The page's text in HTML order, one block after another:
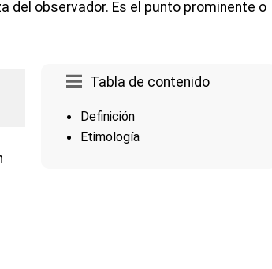
del observador. Es el punto prominente o
Tabla de contenido
Definición
Etimología